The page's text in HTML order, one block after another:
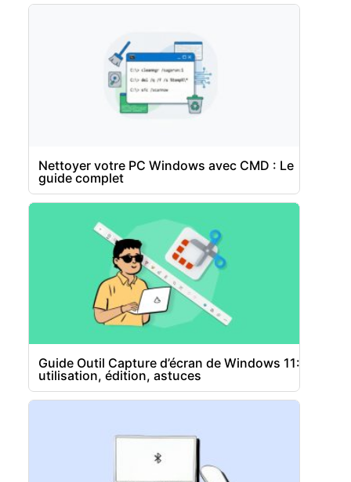
Nettoyer votre PC Windows avec CMD : Le
guide complet
Guide Outil Capture d’écran de Windows 11:
utilisation, édition, astuces